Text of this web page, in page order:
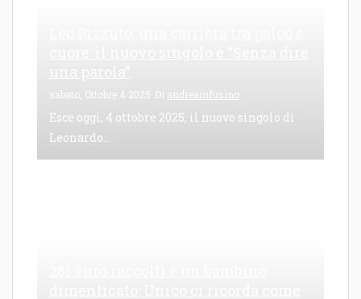
sabato, Ottobre 4 2025 Di andreainfusino
Esce oggi, 4 ottobre 2025, il nuovo singolo di
Leonardo...